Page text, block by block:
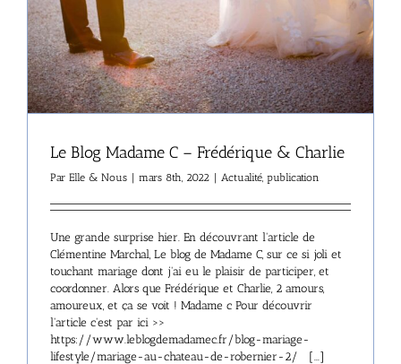
Le Blog Madame C – Frédérique & Charlie
Par Elle & Nous mars 8th, 2022 Actualité, publication
Une grande surprise hier. En découvrant l'article de
Clémentine Marchal, Le blog de Madame C, sur ce si joli et
touchant mariage dont j'ai eu le plaisir de participer, et
coordonner. Alors que Frédérique et Charlie, 2 amours,
amoureux, et ça se voit ! Madame c Pour découvrir
l'article c'est par ici >>
https://www.leblogdemadamec.fr/blog-mariage-
lifestyle/mariage-au-chateau-de-robernier-2/ [...]